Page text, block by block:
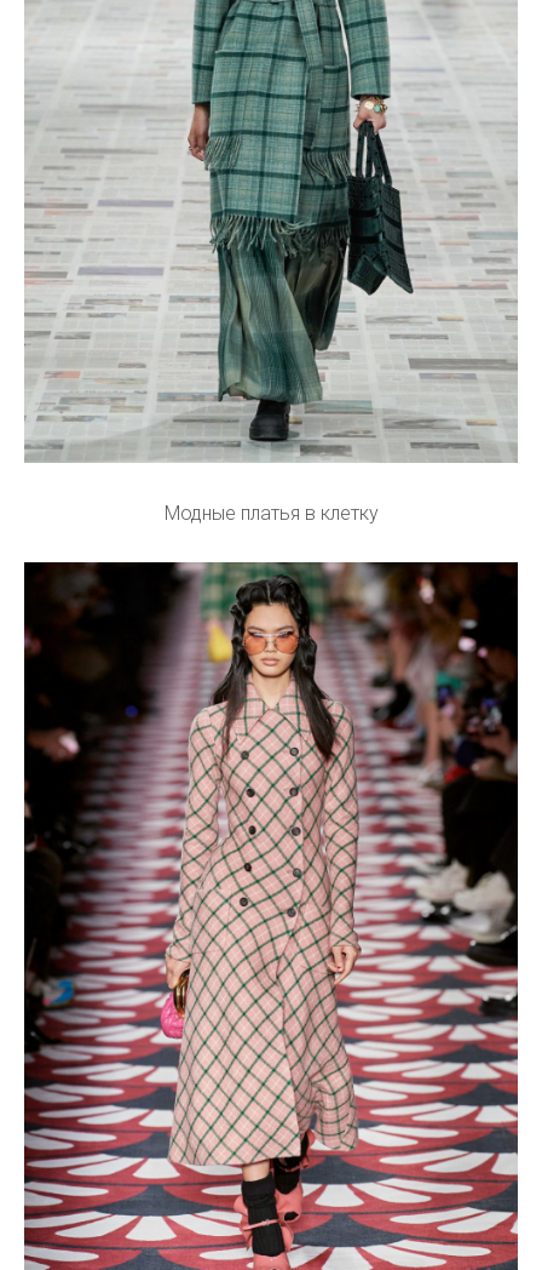
Модные платья в клетку